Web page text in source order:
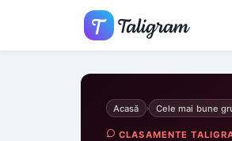
Acasă › Cele mai bune
CLASAMENTE